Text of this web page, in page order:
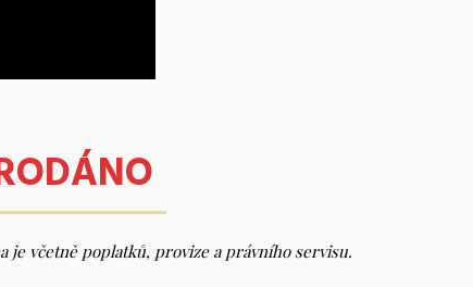
je včetně poplatků, provize a právního servisu.